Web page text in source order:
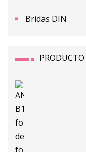
Bridas DIN
PRODUCTO